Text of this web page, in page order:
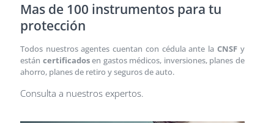
Mas de 100 instrumentos para tu
protección
Todos nuestros agentes cuentan con cédula ante la CNSF y
están certificadosen gastos médicos, inversiones, planes de
ahorro, planes de retiro y seguros de auto.
Consulta a nuestros expertos.